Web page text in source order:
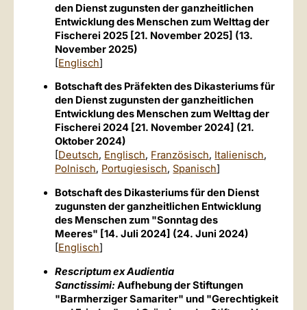
den Dienst zugunsten der ganzheitlichen
Entwicklung des Menschen zum Welttag der
Fischerei 2025 [21. November 2025] (13.
November 2025)
[Englisch]
Botschaft des Präfekten des Dikasteriums für
den Dienst zugunsten der ganzheitlichen
Entwicklung des Menschen zum Welttag der
Fischerei 2024 [21. November 2024] (21.
Oktober 2024)
[Deutsch, Englisch, Französisch, Italienisch,
Polnisch, Portugiesisch, Spanisch]
Botschaft des Dikasteriums für den Dienst
zugunsten der ganzheitlichen Entwicklung
des Menschen zum "Sonntag des
Meeres" [14. Juli 2024] (24. Juni 2024)
[Englisch]
Rescriptum ex Audientia
Sanctissimi:Aufhebung der Stiftungen
"Barmherziger Samariter" und "Gerechtigkeit